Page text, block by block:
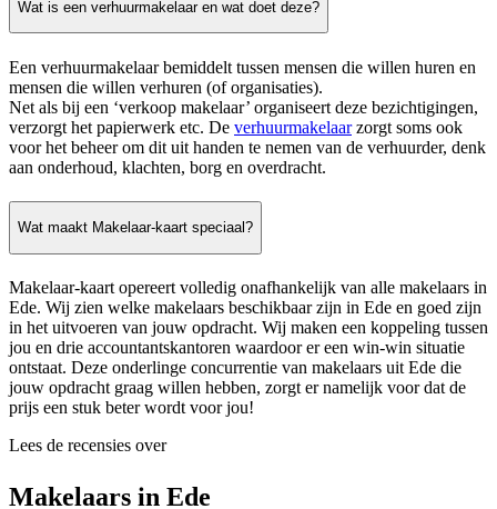
Wat is een verhuurmakelaar en wat doet deze?
Een verhuurmakelaar bemiddelt tussen mensen die willen huren en
mensen die willen verhuren (of organisaties).
Net als bij een ‘verkoop makelaar’ organiseert deze bezichtigingen,
verzorgt het papierwerk etc. De verhuurmakelaarzorgt soms ook
voor het beheer om dit uit handen te nemen van de verhuurder, denk
aan onderhoud, klachten, borg en overdracht.
Wat maakt Makelaar-kaart speciaal?
Makelaar-kaart opereert volledig onafhankelijk van alle makelaars in
Ede. Wij zien welke makelaars beschikbaar zijn in Ede en goed zijn
in het uitvoeren van jouw opdracht. Wij maken een koppeling tussen
jou en drie accountantskantoren waardoor er een win-win situatie
ontstaat. Deze onderlinge concurrentie van makelaars uit Ede die
jouw opdracht graag willen hebben, zorgt er namelijk voor dat de
prijs een stuk beter wordt voor jou!
Lees de recensies over
Makelaars in Ede